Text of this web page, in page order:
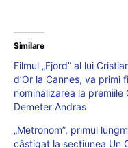
Similare
Filmul „Fjord” al lui
d’Or la Cannes, va primi
nominalizarea la premiile
Demeter Andras
„Metronom”, primul
câștigat la secțiunea Un